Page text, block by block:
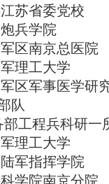
苏省委党校
兵学院
区南京总医院
理工大学
军事医学研
队
工程兵科研一
理工大学
军指挥学院
院南京分院